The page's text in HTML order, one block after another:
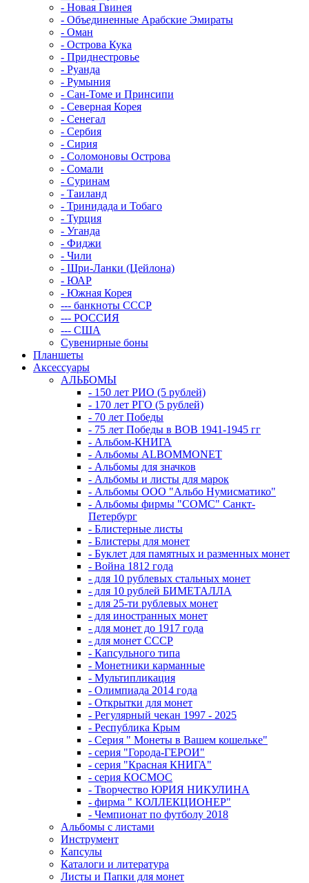
- Новая Гвинея
- Объединенные Арабские Эмираты
- Оман
- Острова Кука
- Приднестровье
- Руанда
- Румыния
- Сан-Томе и Принсипи
- Северная Корея
- Сенегал
- Сербия
- Сирия
- Соломоновы Острова
- Сомали
- Суринам
- Таиланд
- Тринидада и Тобаго
- Турция
- Уганда
- Фиджи
- Чили
- Шри-Ланки (Цейлона)
- ЮАР
- Южная Корея
--- банкноты СССР
--- РОССИЯ
--- США
Сувенирные боны
Планшеты
Аксессуары
АЛЬБОМЫ
- 150 лет РИО (5 рублей)
- 170 лет РГО (5 рублей)
- 70 лет Победы
- 75 лет Победы в ВОВ 1941-1945 гг
- Альбом-КНИГА
- Альбомы ALBOMMONET
- Альбомы для значков
- Альбомы и листы для марок
- Альбомы ООО "Альбо Нумисматико"
- Альбомы фирмы "СОМС" Санкт-
Петербург
- Блистерные листы
- Блистеры для монет
- Буклет для памятных и разменных монет
- Война 1812 года
- для 10 рублевых стальных монет
- для 10 рублей БИМЕТАЛЛА
- для 25-ти рублевых монет
- для иностранных монет
- для монет до 1917 года
- для монет СССР
- Капсульного типа
- Монетники карманные
- Мультипликация
- Олимпиада 2014 года
- Открытки для монет
- Регулярный чекан 1997 - 2025
- Республика Крым
- Серия " Монеты в Вашем кошельке"
- серия "Города-ГЕРОИ"
- серия "Красная КНИГА"
- серия КОСМОС
- Творчество ЮРИЯ НИКУЛИНА
- фирма " КОЛЛЕКЦИОНЕР"
- Чемпионат по футболу 2018
Альбомы с листами
Инструмент
Капсулы
Каталоги и литература
Листы и Папки для монет